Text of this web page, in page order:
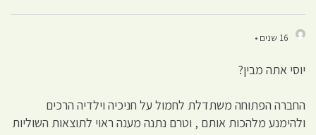
16 שנים •
יוסי אתה מבין?
החברה הפתוחה משתדלת לחמול על חניכיה וילדיה הרכים
ולהימנע מלהכות אותם , וטרם נתנה מענה ראוי לתוצאות השוליות